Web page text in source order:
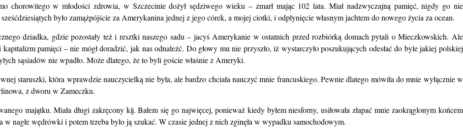
chorowitego w młodości zdrowia, w Szczecinie dożył sędziwego wieku – zmarł mając 102 lata. Miał nadzwyczajną pamięć, nigdy go nie
było zamążpójście za Amerykanina jednej z jego córek, a mojej ciotki, i odpłynięcie własnym jachtem do nowego życia za ocean.
dziadka, gdzie pozostały też i resztki naszego sadu – jacyś Amerykanie w ostatnich przed rozbiórką domach pytali o Mieczkowskich. Ale
pamięci – nie mógł doradzić, jak nas odnaleźć. Do głowy mu nie przyszło, iż wystarczyło poszukujących odesłać do byle jakiej polskiej
sąsiadów nie wpadło. Może dlatego, że to byli goście właśnie z Ameryki.
staruszki, która wprawdzie nauczycielką nie była, ale bardzo chciała nauczyć mnie francuskiego. Pewnie dlatego mówiła do mnie wyłącznie w
z dworu w Zameczku.
majątku. Miała długi zakręcony kij. Bałem się go najwięcej, ponieważ kiedy byłem niesforny, usiłowała złapać mnie zaokrąglonym końcem
nagłe wędrówki i potem trzeba było ją szukać. W czasie jednej z nich zginęła w wypadku samochodowym.